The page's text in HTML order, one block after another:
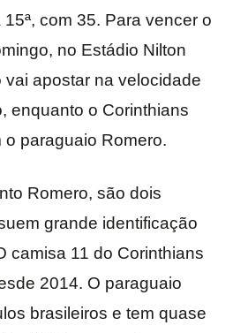
com 35. Para vencer o
no Estádio Nilton
vai apostar na velocidade
enquanto o Corinthians
paraguaio Romero.
Romero, são dois
grande identificação
camisa 11 do Corinthians
2014. O paraguaio
brasileiros e tem quase